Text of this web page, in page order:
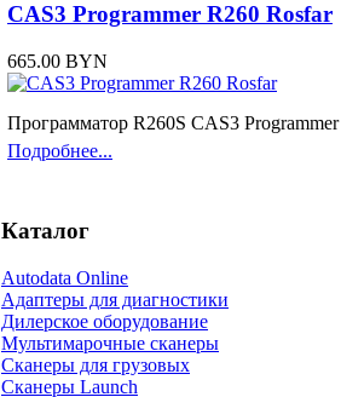
CAS3 Programmer R260 Rosfar
665.00 BYN
Программатор R260S CAS3 Programmer
Подробнее...
Каталог
Autodata Online
Адаптеры для диагностики
Дилерское оборудование
Мультимарочные сканеры
Сканеры для грузовых
Сканеры Launch